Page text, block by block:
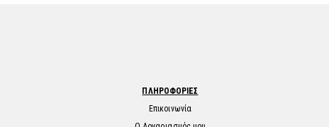
ΠΛΗΡΟΦΟΡΙΕΣ
Επικοινωνία